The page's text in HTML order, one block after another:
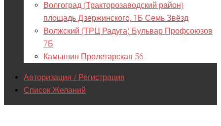
Волгоград (Тракторозаводский район)
площадь Дзержинского, 1Б Семь Звёзд
Волжский (ТРЦ Радуга) Бульвар Профсоюзов
7Б
Камышин Пролетарская 56
Авторизация / Регистрация
Список Желаний